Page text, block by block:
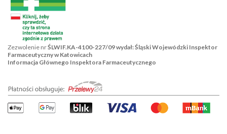
Zezwolenie nrŚLWIF.KA-4100-227/09 wydał: Śląski Wojewódzki Inspektor
Farmaceutyczny w Katowicach
Informacja Głównego Inspektora Farmaceutycznego